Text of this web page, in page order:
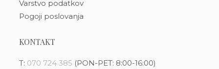
Varstvo podatkov
Pogoji poslovanja
KONTAKT
T: 070 724 385 (PON-PET: 8:00-16:00)